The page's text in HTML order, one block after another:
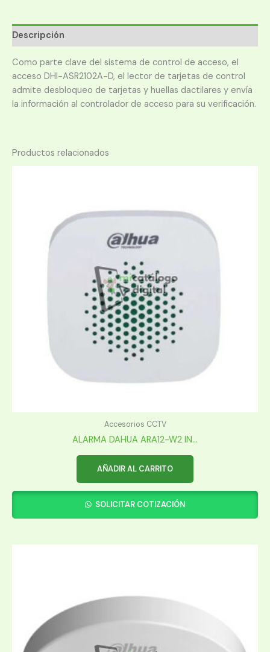
Descripción
Como parte clave del sistema de control de acceso, el
acceso DHI-ASR2102A-D, el lector de tarjetas de control
admite desbloqueo de tarjetas y huellas dactilares y envía
la información al controlador de acceso para su verificación.
Productos relacionados
Accesorios CCTV
ALARMA DAHUA ARA12-W2 IN...
AÑADIR AL CARRITO
SOLICITAR COTIZACIÓN